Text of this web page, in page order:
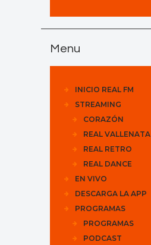
Menu
INICIO REAL FM
STREAMING
CORAZÓN
REAL VALLENATA
REAL RETRO
REAL DANCE
EN VIVO
DESCARGA LA APP
PROGRAMAS
PROGRAMAS
PODCAST